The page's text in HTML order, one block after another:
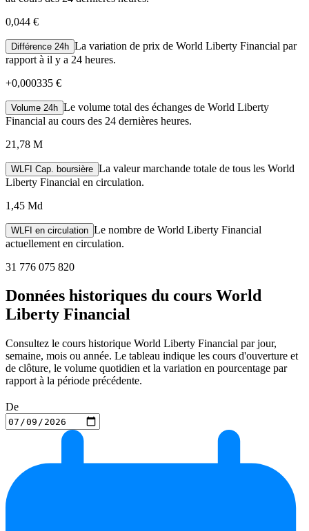
0,044 €
Différence 24h La variation de prix de World Liberty Financial par
rapport à il y a 24 heures.
+0,000335 €
Volume 24h Le volume total des échanges de World Liberty
Financial au cours des 24 dernières heures.
21,78 M
WLFI Cap. boursière La valeur marchande totale de tous les World
Liberty Financial en circulation.
1,45 Md
WLFI en circulation Le nombre de World Liberty Financial
actuellement en circulation.
31 776 075 820
Données historiques du cours World
Liberty Financial
Consultez le cours historique World Liberty Financial par jour,
semaine, mois ou année. Le tableau indique les cours d'ouverture et
de clôture, le volume quotidien et la variation en pourcentage par
rapport à la période précédente.
De